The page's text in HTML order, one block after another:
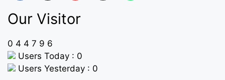
Our Visitor
0 4 4 7 9 6
Users Today : 0
Users Yesterday : 0